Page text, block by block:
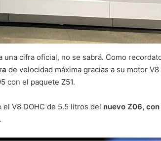
una cifra oficial, no se sabrá. Como
de velocidad máxima gracias a su motor
con el paquete Z51.
V8 DOHC de 5.5 litros del nuevo Z06,